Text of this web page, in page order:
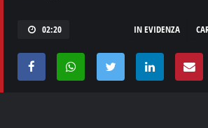
02:20 IN EVIDENZA